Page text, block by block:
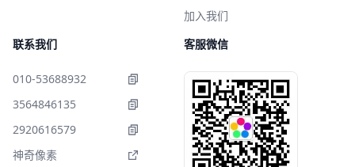
加入我们
联系我们
010-53688932
3564846135
2920616579
神奇像素
客服微信